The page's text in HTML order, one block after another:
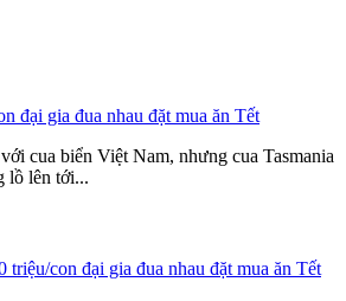
đại gia đua nhau đặt mua ăn Tết
cua biển Việt Nam, nhưng cua Tasmania
lồ lên tới...
triệu/con đại gia đua nhau đặt mua ăn Tết